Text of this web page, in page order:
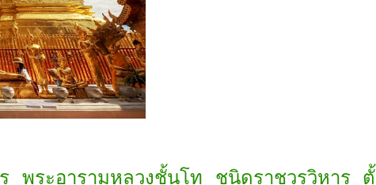
พระอารามหลวงชั้นโท ชนิดราชวรวิหาร